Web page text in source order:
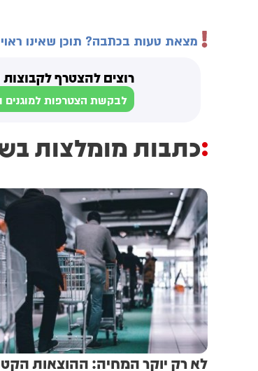
מצאת טעות בכתבה? תוכן שאינו
רוצים להצטרף
לבקשת הצטרפות למוגנים
כתבות מומלצות
לא רק יוקר המחיה: ההוצאות